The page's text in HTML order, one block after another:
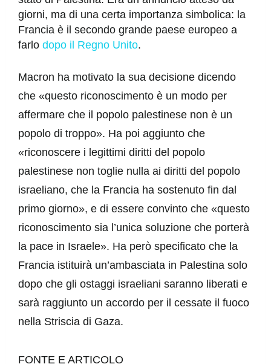
giorni, ma di una certa importanza simbolica: la
Francia è il secondo grande paese europeo a
farlo dopo il Regno Unito.
Macron ha motivato la sua decisione dicendo
che «questo riconoscimento è un modo per
affermare che il popolo palestinese non è un
popolo di troppo». Ha poi aggiunto che
«riconoscere i legittimi diritti del popolo
palestinese non toglie nulla ai diritti del popolo
israeliano, che la Francia ha sostenuto fin dal
primo giorno», e di essere convinto che «questo
riconoscimento sia l’unica soluzione che porterà
la pace in Israele». Ha però specificato che la
Francia istituirà un’ambasciata in Palestina solo
dopo che gli ostaggi israeliani saranno liberati e
sarà raggiunto un accordo per il cessate il fuoco
nella Striscia di Gaza.
FONTE E ARTICOLO